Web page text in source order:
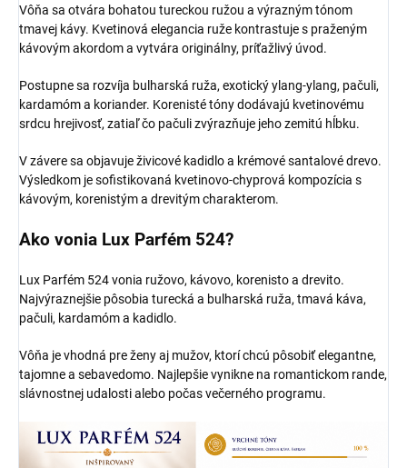
Vôňa sa otvára bohatou tureckou ružou a výrazným tónom
tmavej kávy. Kvetinová elegancia ruže kontrastuje s praženým
kávovým akordom a vytvára originálny, príťažlivý úvod.
Postupne sa rozvíja bulharská ruža, exotický ylang-ylang, pačuli,
kardamóm a koriander. Korenisté tóny dodávajú kvetinovému
srdcu hrejivosť, zatiaľ čo pačuli zvýrazňuje jeho zemitú hĺbku.
V závere sa objavuje živicové kadidlo a krémové santalové drevo.
Výsledkom je sofistikovaná kvetinovo-chyprová kompozícia s
kávovým, korenistým a drevitým charakterom.
Ako vonia Lux Parfém 524?
Lux Parfém 524 vonia ružovo, kávovo, korenisto a drevito.
Najvýraznejšie pôsobia turecká a bulharská ruža, tmavá káva,
pačuli, kardamóm a kadidlo.
Vôňa je vhodná pre ženy aj mužov, ktorí chcú pôsobiť elegantne,
tajomne a sebavedomo. Najlepšie vynikne na romantickom rande,
slávnostnej udalosti alebo počas večerného programu.